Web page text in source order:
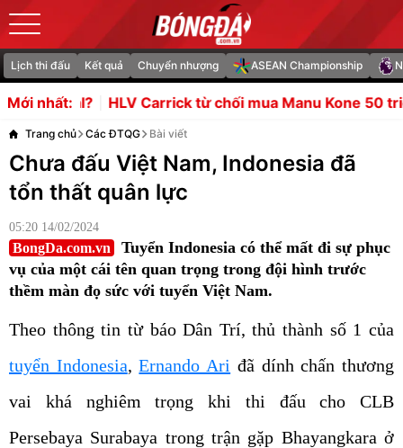
Lịch thi đấu Kết quả Chuyển nhượng ASEAN Championship
Mới nhất:từ chối mua Manu Kone 50 triệu bảng Vì sao
Trang chủ Các ĐTQG Bài viết
Chưa đấu Việt Nam, Indonesia đã
tổn thất quân lực
05:20 14/02/2024
BongDa.com.vn
Tuyển Indonesia có thể mất đi sự phục
vụ của một cái tên quan trọng trong đội hình trước
thềm màn đọ sức với tuyển Việt Nam.
Theo thông tin từ báo Dân Trí, thủ thành số 1 của
tuyển Indonesia,Ernando Ari đã dính chấn thương
vai khá nghiêm trọng khi thi đấu cho CLB
Persebaya Surabaya trong trận gặp Bhayangkara ở